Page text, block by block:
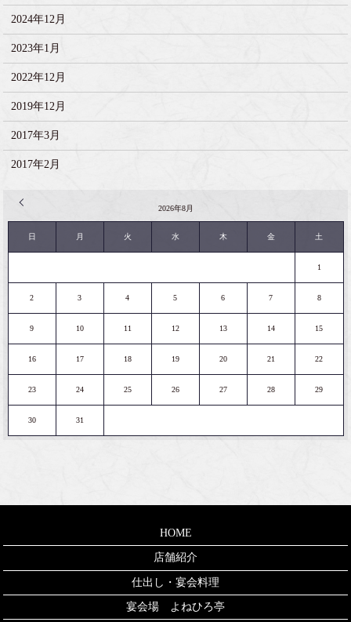
2024年12月
2023年1月
2022年12月
2019年12月
2017年3月
2017年2月
2026年8月
日 月 火 水 木 金 土
1
2 3 4 5 6 7 8
9 10 11 12 13 14 15
16 17 18 19 20 21 22
23 24 25 26 27 28 29
30 31
HOME
店舗紹介
仕出し・宴会料理
宴会場 よねひろ亭